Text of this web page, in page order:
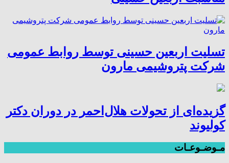
تسلیت اربعین حسینی توسط روابط عمومی
شرکت پتروشیمی مارون
گزیده‌ای از تحولات هلال‌احمر در دوران دکتر
کولیوند
مـوضـوعـات